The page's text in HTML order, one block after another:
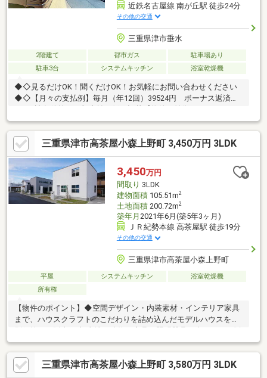
近鉄名古屋線 南が丘駅 徒歩24分
その他の交通
三重県津市垂水
2階建て 都市ガス
駐車場あり
駐車3台
システムキッチン 浴室乾燥機
◆◇見るだけOK！聞くだけOK！お気軽にお問い合わせください
◆◇【月々の支払例】毎月（年12回）39524円 ボーナス返済約5
万円※諸条件等は下部支払い例に記載【物件の特徴/おススメ
Point！】■閑静な住宅街■南側お庭あり■駐車３台可（車種によ
る）■――――＜＜即日内覧・相談 可能！＞＞電話が苦手な方も安
心！ネット予約ならワンタップでOK！【見学予約する】より、見
学希望のお問合せをお願いします♪――――― ハウスドゥ津駅前
―――――
三重県津市高茶屋小森上野町 3,450万円 3LDK
3,450万円
間取り 3LDK
建物面積105.51m2
土地面積200.72m2
築年月 2021年6月(築5年3ヶ月)
ＪＲ紀勢本線 高茶屋駅 徒歩19分
その他の交通
三重県津市高茶屋小森上野町
平屋 システムキッチン
浴室乾燥機
所有権
【物件のポイント】◆空間デザイン・内装素材・インテリア家具
まで、ハウスクラフトのこだわりを詰め込んだモデルハウスを特
売 ◆家の周りの景観が統一された綺麗な街並みとなっておりま
す。【ハウスクラフトの強み】・年間棟数100棟以上・15年間平
均成長率137％・2016年に住宅の施工品質を評価する第三者検査
機関による工務店グランプリにて 「三重県No1」「全国7位」と
三重県津市高茶屋小森上野町 3,580万円 3LDK